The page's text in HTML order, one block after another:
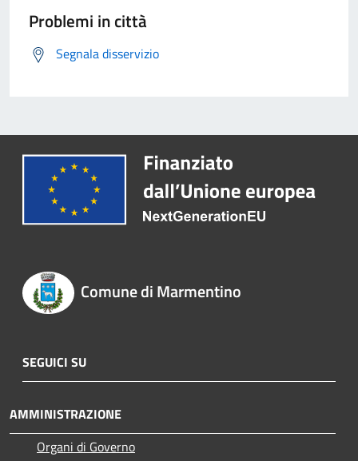
Problemi in città
Segnala disservizio
Comune di Marmentino
SEGUICI SU
AMMINISTRAZIONE
Organi di Governo